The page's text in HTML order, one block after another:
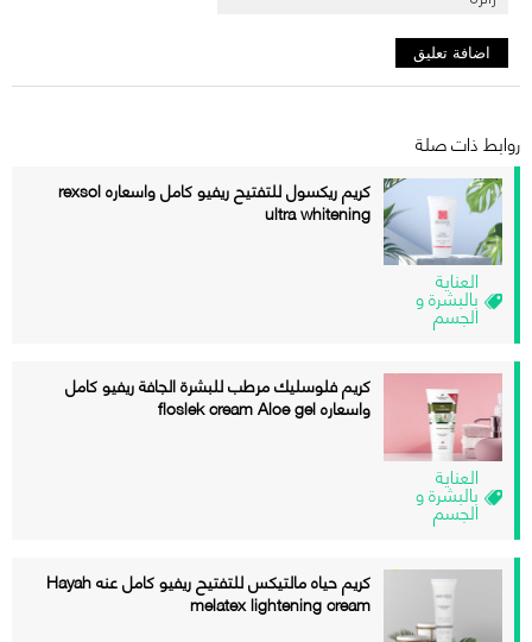
روابط ذات صلة
العناية
بالبشرة و
الجسم
كريم ريكسول للتفتيح ريفيو كامل واسعاره rexsol
ultra whitening
العناية
بالبشرة و
الجسم
كريم فلوسليك مرطب للبشرة الجافة ريفيو كامل
واسعاره floslek cream Aloe gel
كريم حياه مالتيكس للتفتيح ريفيو كامل عنه Hayah
melatex lightening cream